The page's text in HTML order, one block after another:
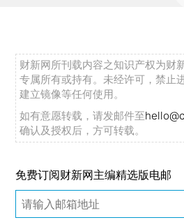
财新网所刊载内容之知识产权为财
专属所有或持有。未经许可，禁止
建立镜像等任何使用。
如有意愿转载，请发邮件至
确认及授权后，方可转载。
免费订阅财新网主编精选版电邮